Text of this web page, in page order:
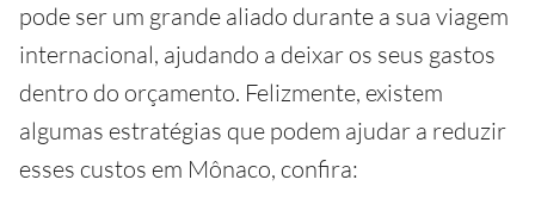
pode ser um grande aliado durante a sua viagem
internacional, ajudando a deixar os seus gastos
dentro do orçamento. Felizmente, existem
algumas estratégias que podem ajudar a reduzir
esses custos em Mônaco, confira: